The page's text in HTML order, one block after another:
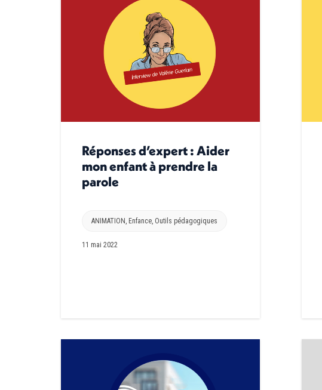
Réponses d’expert : Aider
mon enfant à prendre la
parole
ANIMATION Enfance Outils pédagogiques
11 mai 2022